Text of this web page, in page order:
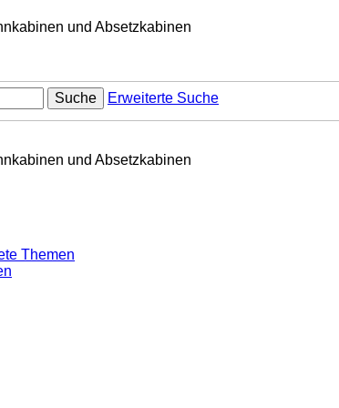
und Absetzkabinen
Suche Erweiterte Suche
und Absetzkabinen
Themen